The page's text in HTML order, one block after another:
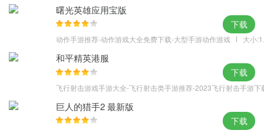
曙光英雄应用宝版
动作手游推荐-动作游戏大全免费下载-大型手游动作游戏 大小
下载
和平精英港服
飞行射击游戏手游大全-飞行射击类手游推荐-2023飞行射击手游下
下载
巨人的猎手2 最新版
下载